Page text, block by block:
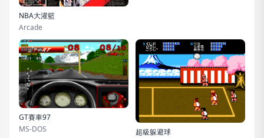
NBA大灌籃
Arcade
GT賽車97
MS-DOS
超級躲避球